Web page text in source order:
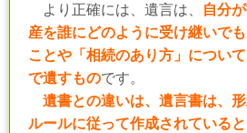
より正確には、遺言は、
自分
産を誰にどのように受け継いで
ことや「相続のあり方」につい
で遺すものです。
遺書との違いは、遺言書は、
ルールに従って作成されている